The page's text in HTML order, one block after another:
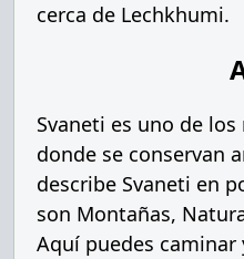
cerca de Lechkhumi.
Svaneti es uno de
donde se conservan
describe Svaneti en
son Montañas,
Aquí puedes caminar